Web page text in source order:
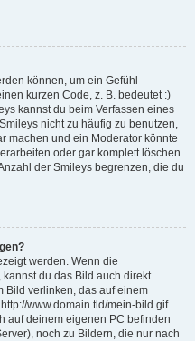
können, um ein Gefühl
kurzen Code, z. B. bedeutet :)
kannst du beim Verfassen eines
nicht zu häufig zu benutzen,
machen und ein Moderator könnte
oder gar komplett löschen.
der Smileys begrenzen, die du
werden. Wenn die
du das Bild auch direkt
Bild verlinken, das auf einem
www.domain.tld/mein-bild.gif.
auf deinem eigenen PC befinden
noch zu Bildern, die nur nach